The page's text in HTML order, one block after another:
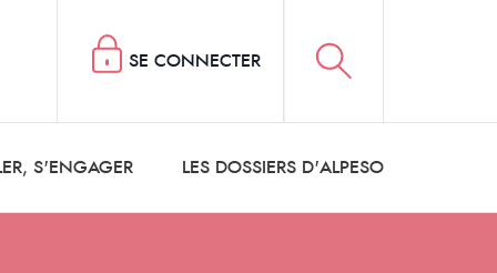
S'ENGAGER LES DOSSIERS D'ALPESO
SE CONNECTER